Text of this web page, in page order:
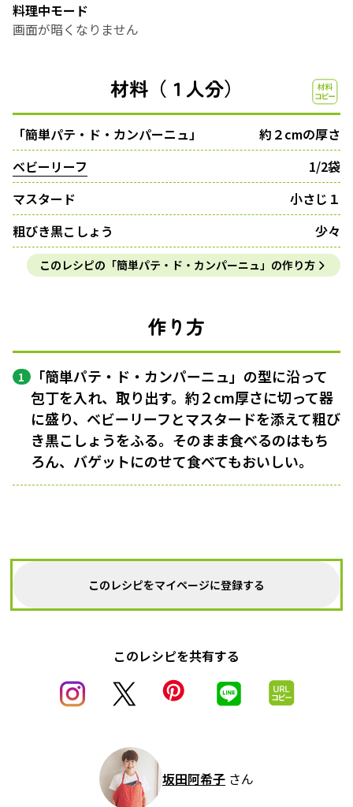
料理中モード
画面が暗くなりません
材料（１人分）
「簡単パテ・ド・カンパーニュ」
約２cmの厚さ
ベビーリーフ
1/2袋
マスタード
小さじ１
粗びき黒こしょう
少々
このレシピの「簡単パテ・ド・カンパーニュ」の作り方
作り方
1 「簡単パテ・ド・カンパーニュ」の型に沿って
包丁を入れ、取り出す。約２cm厚さに切って器
に盛り、ベビーリーフとマスタードを添えて粗び
き黒こしょうをふる。そのまま食べるのはもち
ろん、バゲットにのせて食べてもおいしい。
このレシピをマイページに登録する
このレシピを共有する
坂田阿希子 さん